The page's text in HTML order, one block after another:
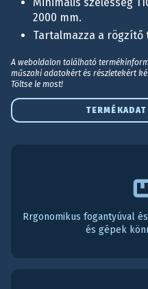
2000 mm.
Tartalmazza a
A weboldalon található
műszaki adatokért és részletekért
Töltse le most!
Rrgonomikus fogantyúval
és gépek